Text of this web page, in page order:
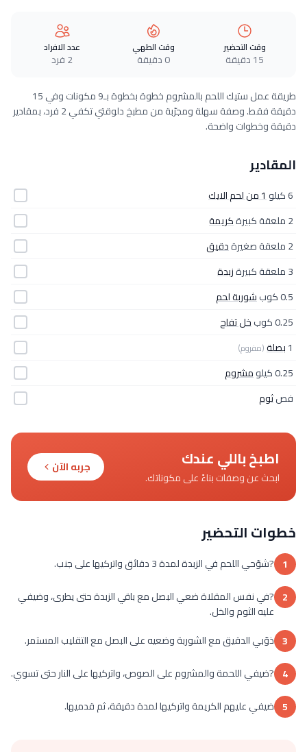
وقت التحضير
15 دقيقة
وقت الطهي
0 دقيقة
عدد الافراد
2 فرد
طريقة عمل ستيك اللحم بالمشروم خطوة بخطوة بـ9 مكونات وفي 15
دقيقة فقط. وصفة سهلة ومجرّبة من مطبخ دلوقتي تكفي 2 فرد، بمقادير
دقيقة وخطوات واضحة.
المقادير
6 كيلو
1 من لحم الايك
2 ملعقة كبيرة
كريمة
2 ملعقة صغيرة
دقيق
3 ملعقة كبيرة
زبدة
0.5 كوب
شوربة لحم
0.25 كوب
خل تفاح
1بصلة(مفروم)
0.25 كيلو
مشروم
فصثوم
اطبخ باللي عندك
ابحث عن وصفات بناءً على مكوناتك.
جربه الآن
خطوات التحضير
1 ?شوّحي اللحم في الزبدة لمدة 3 دقائق واتركيها على جنب.
2 ?في نفس المقلاة ضعي البصل مع باقي الزبدة حتى يطرى، وضيفي
عليه الثوم والخل.
3 ذوّبي الدقيق مع الشوربة وضعيه على البصل مع التقليب المستمر.
4 ?ضيفي اللحمة والمشروم على الصوص، واتركيها على النار حتى تسوي.
5 ضيفي عليهم الكريمة واتركيها لمدة دقيقة، ثم قدميها.